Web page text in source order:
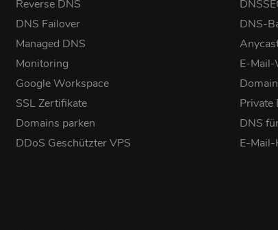
Reverse DNS
DNS Failover
Managed DNS
Monitoring
Google Workspace
SSL Zertifikate
Domains parken
DDoS Geschützter VPS
DNS-
E-
Private
DNS
E-